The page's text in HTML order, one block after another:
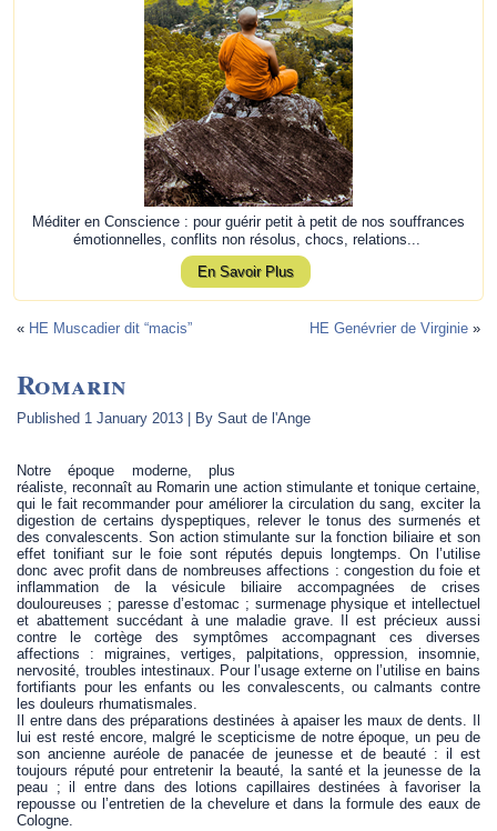
Méditer en Conscience : pour guérir petit à petit de nos souffrances
émotionnelles, conflits non résolus, chocs, relations...
En Savoir Plus
« HE Muscadier dit “macis” HE Genévrier de Virginie»
Romarin
Published 1 January 2013 By Saut de l'Ange
Notre époque moderne, plus
réaliste, reconnaît au Romarin une action stimulante et tonique certaine,
qui le fait recommander pour améliorer la circulation du sang, exciter la
digestion de certains dyspeptiques, relever le tonus des surmenés et
des convalescents. Son action stimulante sur la fonction biliaire et son
effet tonifiant sur le foie sont réputés depuis longtemps. On l’utilise
donc avec profit dans de nombreuses affections : congestion du foie et
inflammation de la vésicule biliaire accompagnées de crises
douloureuses ; paresse d’estomac ; surmenage physique et intellectuel
et abattement succédant à une maladie grave. Il est précieux aussi
contre le cortège des symptômes accompagnant ces diverses
affections : migraines, vertiges, palpitations, oppression, insomnie,
nervosité, troubles intestinaux. Pour l’usage externe on l’utilise en bains
fortifiants pour les enfants ou les convalescents, ou calmants contre
les douleurs rhumatismales.
Il entre dans des préparations destinées à apaiser les maux de dents. Il
lui est resté encore, malgré le scepticisme de notre époque, un peu de
son ancienne auréole de panacée de jeunesse et de beauté : il est
toujours réputé pour entretenir la beauté, la santé et la jeunesse de la
peau ; il entre dans des lotions capillaires destinées à favoriser la
repousse ou l’entretien de la chevelure et dans la formule des eaux de
Cologne.